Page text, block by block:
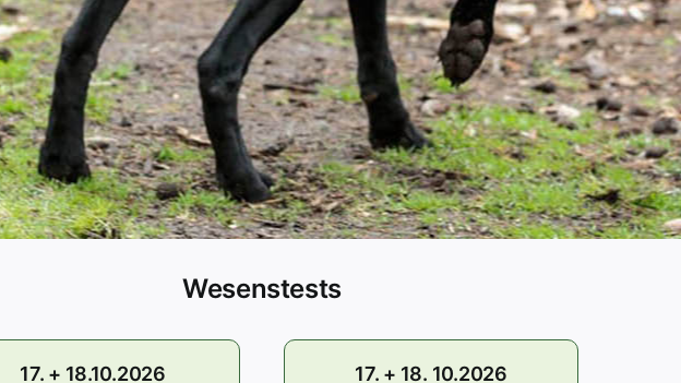
Wesenstests
17. + 18.10.2026 17. + 18. 10.2026